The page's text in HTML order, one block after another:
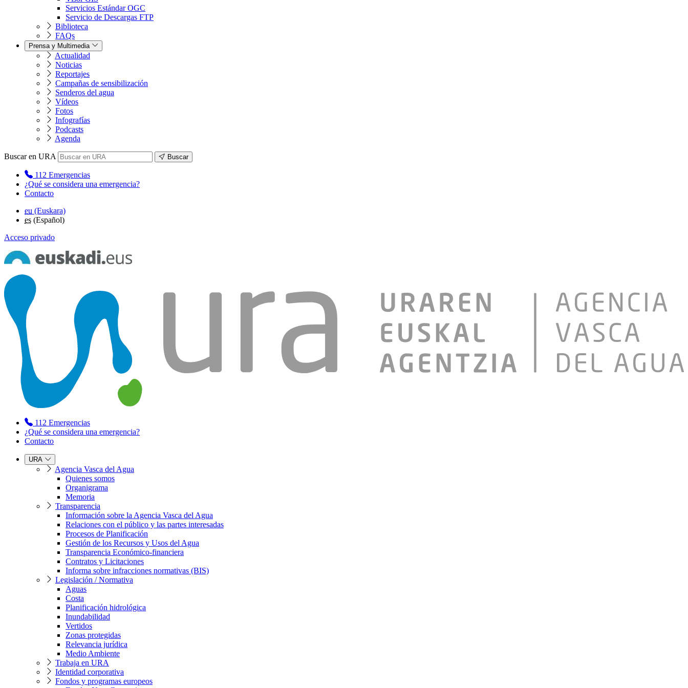
Servicios Estándar OGC
Servicio de Descargas FTP
Biblioteca
FAQs
Prensa y Multimedia
Actualidad
Noticias
Reportajes
Campañas de sensibilización
Senderos del agua
Vídeos
Fotos
Infografías
Podcasts
Agenda
Buscar en URA Buscar
112 Emergencias
¿Qué se considera una emergencia?
Contacto
eu (Euskara)
es (Español)
Acceso privado
112 Emergencias
¿Qué se considera una emergencia?
Contacto
URA
Agencia Vasca del Agua
Quienes somos
Organigrama
Memoria
Transparencia
Información sobre la Agencia Vasca del Agua
Relaciones con el público y las partes interesadas
Procesos de Planificación
Gestión de los Recursos y Usos del Agua
Transparencia Económico-financiera
Contratos y Licitaciones
Informa sobre infracciones normativas (BIS)
Legislación / Normativa
Aguas
Costa
Planificación hidrológica
Inundabilidad
Vertidos
Zonas protegidas
Relevancia jurídica
Medio Ambiente
Trabaja en URA
Identidad corporativa
Fondos y programas europeos